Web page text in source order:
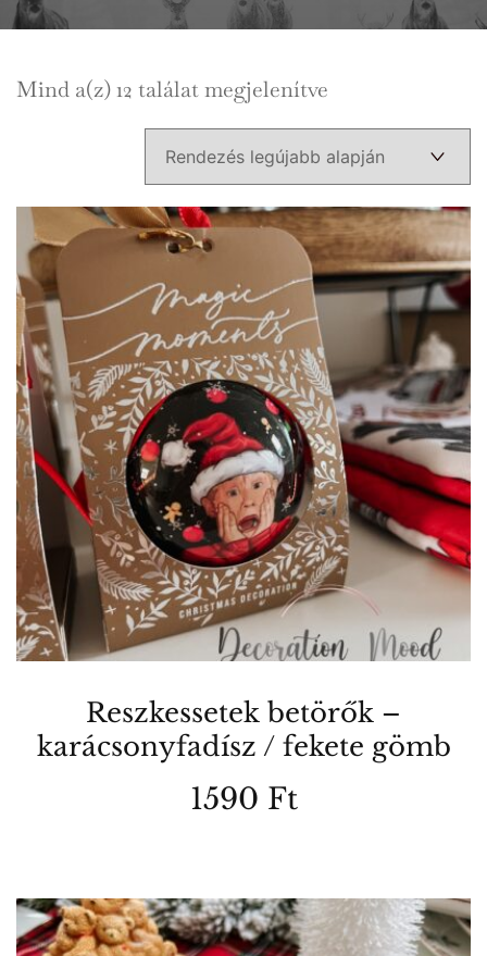
Mind a(z) 12 találat megjelenítve
by
latest
Reszkessetek betörők –
karácsonyfadísz / fekete gömb
1590 Ft